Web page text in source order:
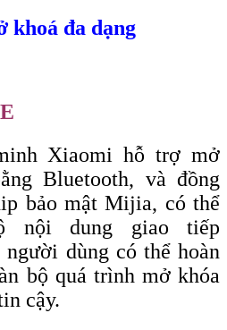
khoá đa dạng
Xiaomi hỗ trợ mở
Bluetooth, và đồng
bảo mật Mijia, có thể
nội dung giao tiếp
dùng có thể hoàn
bộ quá trình mở khóa
cậy.